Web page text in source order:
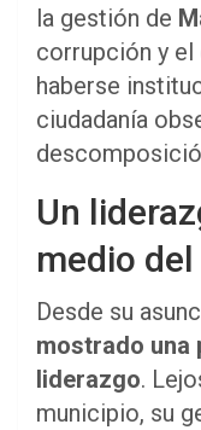
la gestión de
corrupción y
haberse
ciudadanía
Un
medio
Desde su
mostrado una
liderazgo.
municipio, su